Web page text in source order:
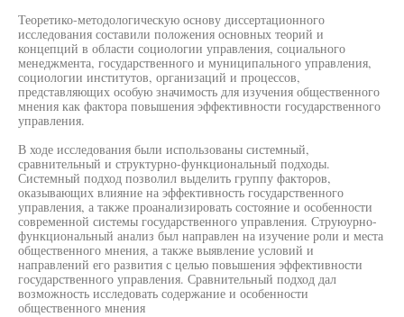
Теоретико-методологическую основу диссертационного
исследования составили положения основных теорий и
концепций в области социологии управления, социального
менеджмента, государственного и муниципального управления,
социологии институтов, организаций и процессов,
представляющих особую значимость для изучения общественного
мнения как фактора повышения эффективности государственного
управления.
В ходе исследования были использованы системный,
сравнительный и структурно-функциональный подходы.
Системный подход позволил выделить группу факторов,
оказывающих влияние на эффективность государственного
управления, а также проанализировать состояние и особенности
современной системы государственного управления. Струюурно-
функциональный анализ был направлен на изучение роли и места
общественного мнения, а также выявление условий и
направлений его развития с целью повышения эффективности
государственного управления. Сравнительный подход дал
возможность исследовать содержание и особенности
общественного мнения